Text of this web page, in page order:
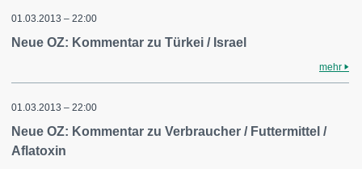
01.03.2013 – 22:00
Neue OZ: Kommentar zu Türkei / Israel
mehr
01.03.2013 – 22:00
Neue OZ: Kommentar zu Verbraucher / Futtermittel /
Aflatoxin